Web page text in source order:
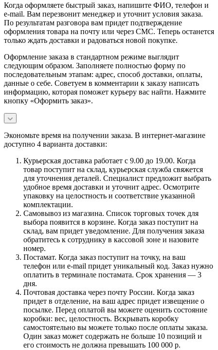
Когда оформляете быстрый заказ, напишите ФИО, телефон и
e-mail. Вам перезвонит менеджер и уточнит условия заказа.
По результатам разговора вам придет подтверждение
оформления товара на почту или через СМС. Теперь останется
только ждать доставки и радоваться новой покупке.
Оформление заказа в стандартном режиме выглядит
следующим образом. Заполняете полностью форму по
последовательным этапам: адрес, способ доставки, оплаты,
данные о себе. Советуем в комментарии к заказу написать
информацию, которая поможет курьеру вас найти. Нажмите
кнопку «Оформить заказ».
Экономьте время на получении заказа. В интернет-магазине
доступно 4 варианта доставки:
Курьерская доставка работает с 9.00 до 19.00. Когда
товар поступит на склад, курьерская служба свяжется
для уточнения деталей. Специалист предложит выбрать
удобное время доставки и уточнит адрес. Осмотрите
упаковку на целостность и соответствие указанной
комплектации.
Самовывоз из магазина. Список торговых точек для
выбора появится в корзине. Когда заказ поступит на
склад, вам придет уведомление. Для получения заказа
обратитесь к сотруднику в кассовой зоне и назовите
номер.
Постамат. Когда заказ поступит на точку, на ваш
телефон или e-mail придет уникальный код. Заказ нужно
оплатить в терминале постамата. Срок хранения — 3
дня.
Почтовая доставка через почту России. Когда заказ
придет в отделение, на ваш адрес придет извещение о
посылке. Перед оплатой вы можете оценить состояние
коробки: вес, целостность. Вскрывать коробку
самостоятельно вы можете только после оплаты заказа.
Один заказ может содержать не больше 10 позиций и
его стоимость не должна превышать 100 000 р.